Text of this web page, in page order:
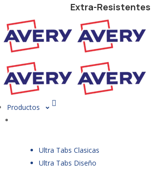
Extra-Resistentes
Productos
Ultra Tabs Clasicas
Ultra Tabs Diseño